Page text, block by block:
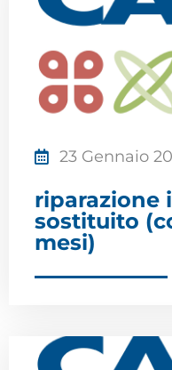
23 Gennaio
riparazione
sostituito
mesi)